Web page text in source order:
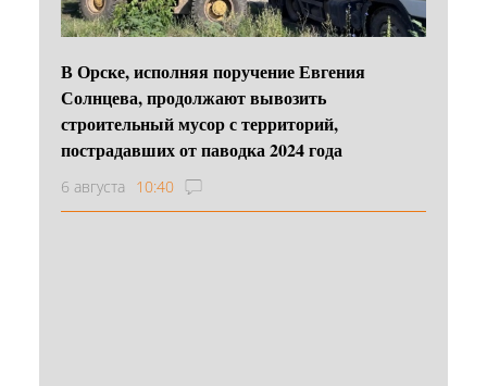
В Орске, исполняя поручение Евгения
Солнцева, продолжают вывозить
строительный мусор с территорий,
пострадавших от паводка 2024 года
6 августа 10:40